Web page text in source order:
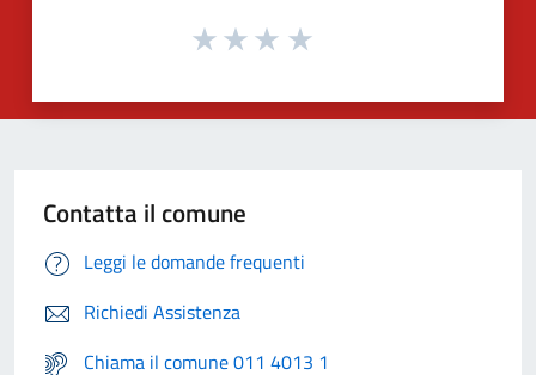
Contatta il comune
Leggi le domande frequenti
Richiedi Assistenza
Chiama il comune 011 4013 1